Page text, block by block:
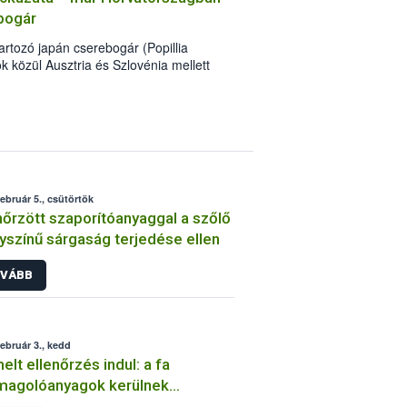
japán cserebogár (Popillia
közül Ausztria és Szlovénia mellett
Ezzel jelentősen megnövekedett a
és a hazai növényvilágra
A szakemberek munkája
terjedésének megakadályozása
a japán cserebogár észlelése
az illetékes vármegyei
Élelmiszerlánc-biztonsági Hivatalt
5., csütörtök
szaporítóanyaggal a szőlő
sárgaság terjedése ellen
3., kedd
ellenőrzés indul: a fa
kerülnek